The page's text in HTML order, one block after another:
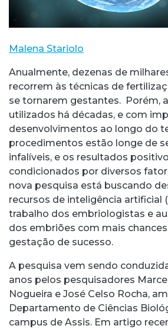
Malena Stariolo
Anualmente, dezenas de
recorrem às técnicas de
se tornarem gestantes. Porém,
utilizados há décadas, e com
desenvolvimentos ao longo do
procedimentos estão longe de
infalíveis, e os resultados
condicionados por diversos
nova pesquisa está buscando
recursos de inteligência artificial
trabalho dos embriologistas e
dos embriões com mais
gestação de sucesso.
A pesquisa vem sendo
anos pelos pesquisadores
Nogueira e José Celso Rocha,
Departamento de Ciências
campus de Assis. Em artigo